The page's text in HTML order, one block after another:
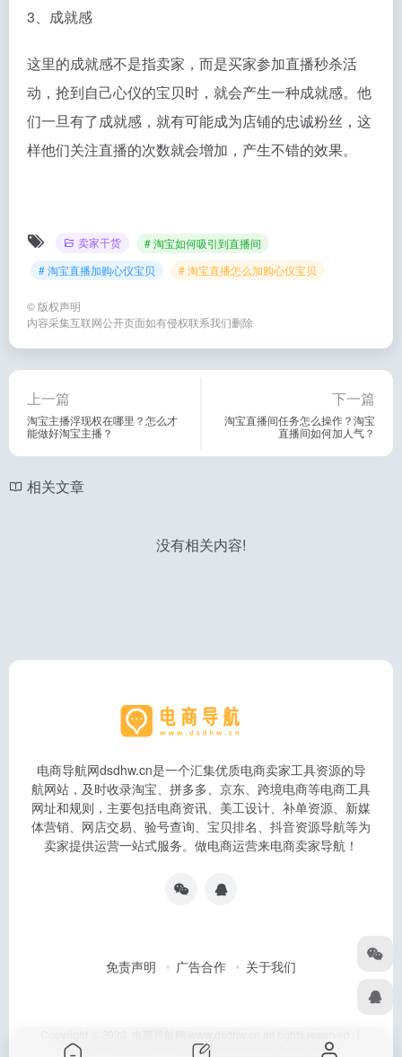
3、成就感
这里的成就感不是指卖家，而是买家参加直播秒杀活
动，抢到自己心仪的宝贝时，就会产生一种成就感。他
们一旦有了成就感，就有可能成为店铺的忠诚粉丝，这
样他们关注直播的次数就会增加，产生不错的效果。
卖家干货
# 淘宝如何吸引到直播间
# 淘宝直播加购心仪宝贝
# 淘宝直播怎么加购心仪宝贝
© 版权声明
内容采集互联网公开页面如有侵权联系我们删除
上一篇
淘宝主播浮现权在哪里？怎么才
能做好淘宝主播？
下一篇
淘宝直播间任务怎么操作？淘宝
直播间如何加人气？
相关文章
没有相关内容!
电商导航网dsdhw.cn是一个汇集优质电商卖家工具资源的导
航网站，及时收录淘宝、拼多多、京东、跨境电商等电商工具
网址和规则，主要包括电商资讯、美工设计、补单资源、新媒
体营销、网店交易、验号查询、宝贝排名、抖音资源导航等为
卖家提供运营一站式服务。做电商运营来电商卖家导航！
免责声明 广告合作 关于我们
本站所有文章和站点采集于互联网如有侵权联系客服删除